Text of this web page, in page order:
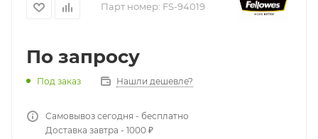
Парт номер: FS-94019
По запросу
Под заказ Нашли дешевле?
Самовывоз сегодня - бесплатно
Доставка завтра - 1000 ₽